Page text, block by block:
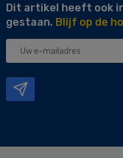
Dit artikel heeft ook
gestaan. Blijf op de
Uw